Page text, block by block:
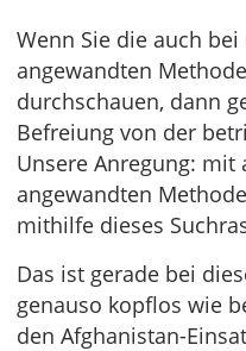
Wenn Sie die auch
angewandten
durchschauen, dann
Befreiung von der
Unsere Anregung: mit
angewandten
mithilfe dieses
Das ist gerade bei
genauso kopflos wie
den Afghanistan-